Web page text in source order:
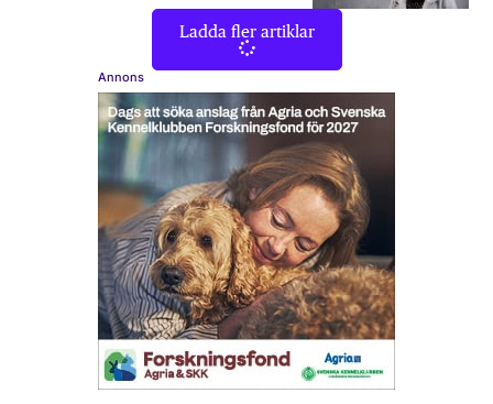
Ladda fler artiklar
Annons